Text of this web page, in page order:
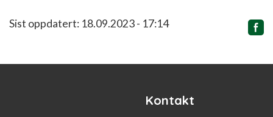
Relatert
Sist oppdatert: 18.09.2023 - 17:14
Kontakt